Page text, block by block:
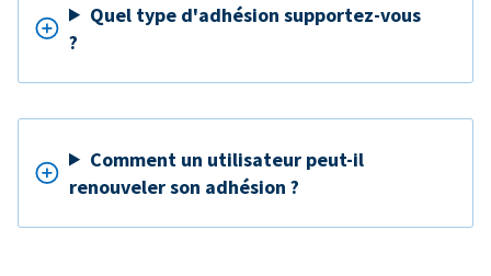
Quel type d'adhésion supportez-vous
?
Comment un utilisateur peut-il
renouveler son adhésion ?